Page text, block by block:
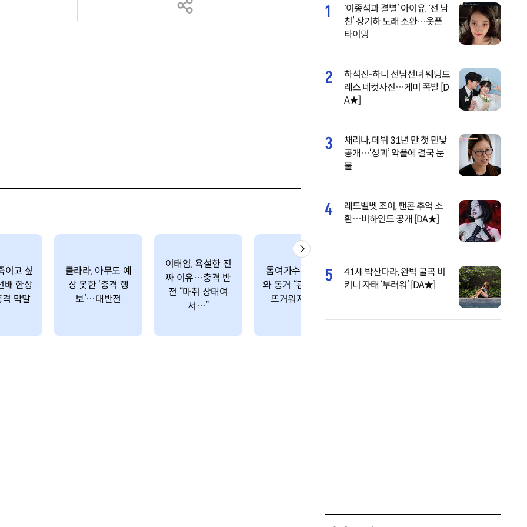
이고 싶
배 한상
격 막말
클라라, 아무도 예
상 못한 ‘충격 행
보’…대반전
이태임, 욕설한 진
짜 이유…충격 반
전 “마취 상태여
서…”
톱여가수, 톱배우
와 동거 “관계 점점
뜨거워지더라”
1
‘이종석과 결별’ 아이유, ‘전 남
친’ 장기하 노래 소환…웃픈
타이밍
2
하석진-하니 선남선녀 웨딩드
레스 네컷사진…케미 폭발 [D
A★]
3
채리나, 데뷔 31년 만 첫 민낯
공개…‘성괴’ 악플에 결국 눈
물
4
레드벨벳 조이, 팬콘 추억 소
환…비하인드 공개 [DA★]
5
41세 박산다라, 완벽 굴곡 비
키니 자태 ‘부러워’ [DA★]